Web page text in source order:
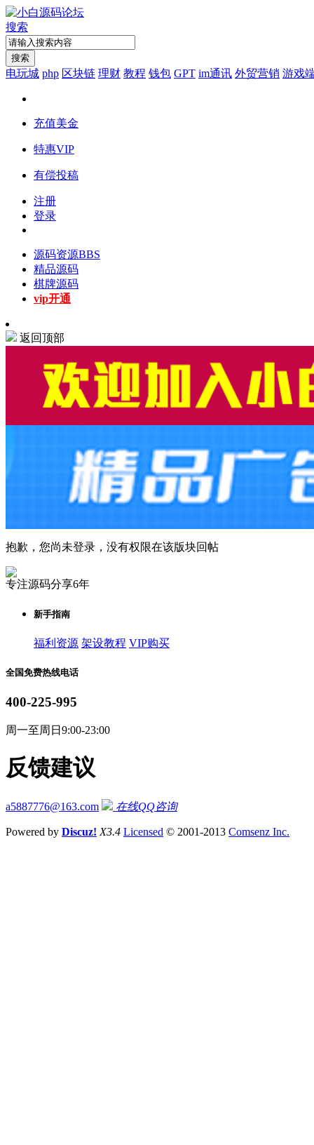
搜索
搜索
电玩城 php 区块链 理财 教程 钱包 GPT im通讯 外贸营销 游戏
充值美金
特惠VIP
有偿投稿
注册
登录
源码资源BBS
精品源码
棋牌源码
vip开通
返回顶部
抱歉，您尚未登录，没有权限在该版块回帖
专注源码分享6年
新手指南
福利资源 架设教程 VIP购买
全国免费热线电话
400-225-995
周一至周日9:00-23:00
反馈建议
a5887776@163.com 在线QQ咨询
Powered by Discuz! X3.4 Licensed © 2001-2013 Comsenz Inc.